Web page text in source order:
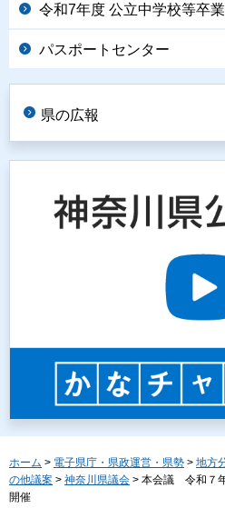
令和7年度 公立中学校等卒
パスポートセンター
県の広報
ホーム > 電子県庁・県政運営・県勢 > 地方
の他議案 > 神奈川県議会 > 本会議 令和７
開催